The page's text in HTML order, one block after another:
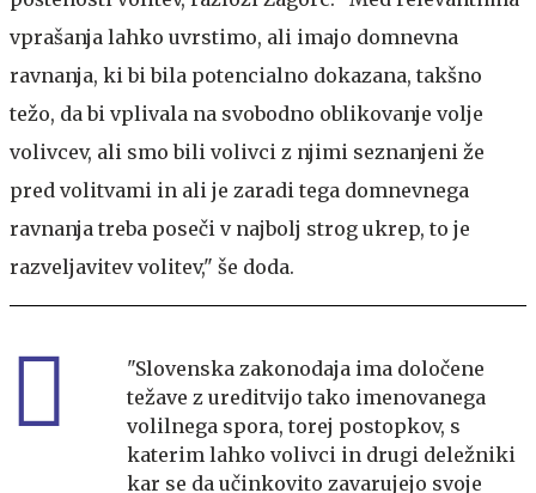
vprašanja lahko uvrstimo, ali imajo domnevna
ravnanja, ki bi bila potencialno dokazana, takšno
težo, da bi vplivala na svobodno oblikovanje volje
volivcev, ali smo bili volivci z njimi seznanjeni že
pred volitvami in ali je zaradi tega domnevnega
ravnanja treba poseči v najbolj strog ukrep, to je
razveljavitev volitev," še doda.
"Slovenska zakonodaja ima določene
težave z ureditvijo tako imenovanega
volilnega spora, torej postopkov, s
katerim lahko volivci in drugi deležniki
kar se da učinkovito zavarujejo svoje